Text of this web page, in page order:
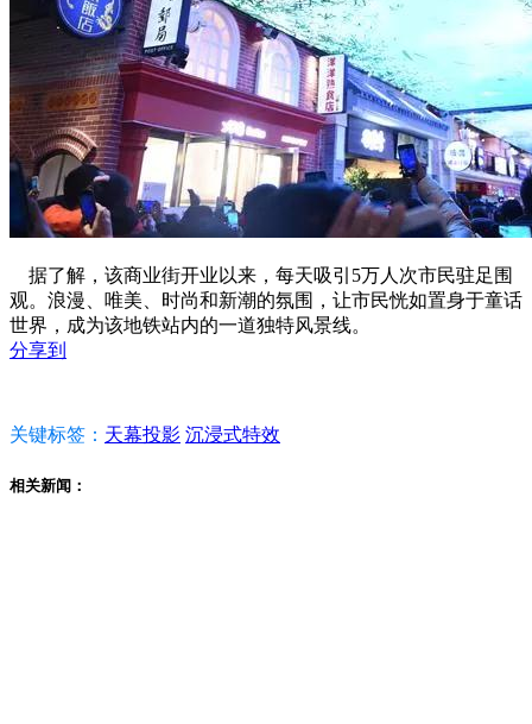
据了解，该商业街开业以来，每天吸引5万人次市民驻足围
观。浪漫、唯美、时尚和新潮的氛围，让市民恍如置身于童话
世界，成为该地铁站内的一道独特风景线。
分享到
关键标签： 天幕投影 沉浸式特效
相关新闻：